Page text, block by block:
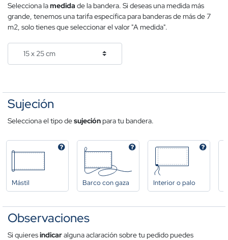
Selecciona lamedida de la bandera. Si deseas una medida más
grande, tenemos una tarifa específica para banderas de más de 7
m2, solo tienes que seleccionar el valor "A medida".
Sujeción
Selecciona el tipo desujeciónpara tu bandera.
Mástil Barco con gaza Interior o palo
Observaciones
Si quieresindicaralguna aclaración sobre tu pedido puedes